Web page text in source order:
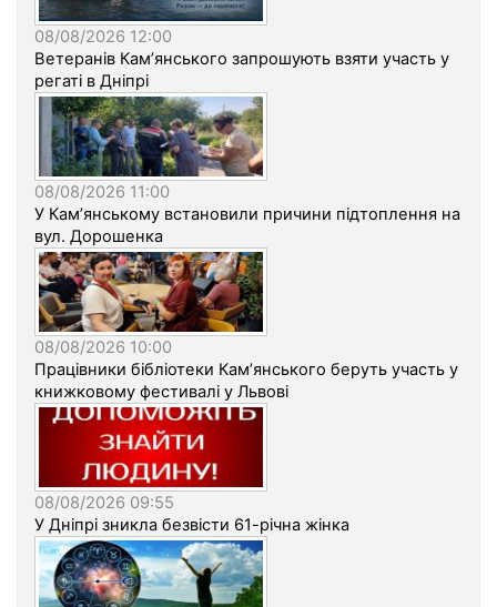
08/08/2026 12:00
Ветеранів Кам’янського запрошують взяти участь у
регаті в Дніпрі
08/08/2026 11:00
У Кам’янському встановили причини підтоплення на
вул. Дорошенка
08/08/2026 10:00
Працівники бібліотеки Кам’янського беруть участь у
книжковому фестивалі у Львові
08/08/2026 09:55
У Дніпрі зникла безвісти 61-річна жінка